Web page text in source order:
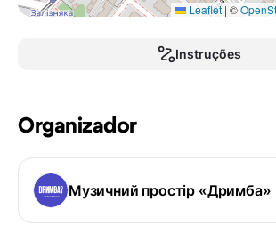
Leaflet | ©
Instruções
Organizador
Музичний простір «Дримба»